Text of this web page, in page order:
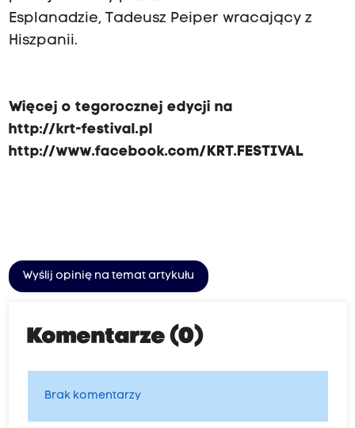
Esplanadzie, Tadeusz Peiper wracający z
Hiszpanii.
Więcej o tegorocznej edycji na
http://krt-festival.pl
http://www.facebook.com/KRT.FESTIVAL
Wyślij opinię na temat artykułu
Komentarze (0)
Brak komentarzy